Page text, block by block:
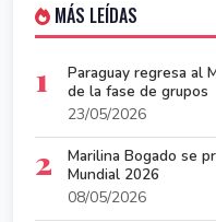
MÁS LEÍDAS
1
Paraguay regresa al
de la fase de grupos
23/05/2026
2
Marilina Bogado se
Mundial 2026
08/05/2026